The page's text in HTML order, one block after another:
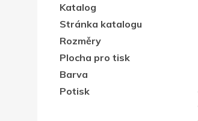
Katalog
Stránka katalogu
Rozměry
Plocha pro tisk
Barva
Potisk